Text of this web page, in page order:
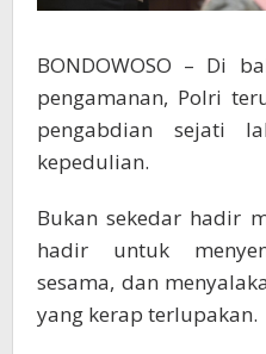
BONDOWOSO – Di
pengamanan, Polri
pengabdian sejati
kepedulian.
Bukan sekedar hadir
hadir untuk
sesama, dan
yang kerap terlupakan.